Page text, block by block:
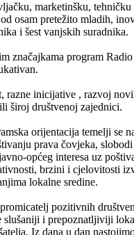
marketinšku, tehničku
osam pretežito mladih,
i šest vanjskih suradnika.
značajkama program
razne inicijative , razvoj
široj društvenoj zajednici.
orijentacija temelji se
prava čovjeka,
općeg interesa uz
brzini i cjelovitosti
lokalne sredine.
pozitivnih
slušaniji i prepoznatljiviji
Iz dana u dan